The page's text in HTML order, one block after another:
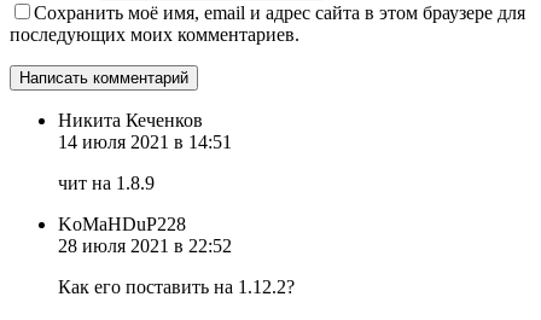
Сохранить моё имя, email и адрес сайта в этом браузере для
последующих моих комментариев.
Никита Кеченков
14 июля 2021 в 14:51
чит на 1.8.9
KoMaHDuP228
28 июля 2021 в 22:52
Как его поставить на 1.12.2?